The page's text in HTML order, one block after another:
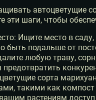
автоцветущие
шаги, чтобы
Ищите место в саду,
быть подальше от
любую траву,
предотвратить
сорта
такими как
растениям